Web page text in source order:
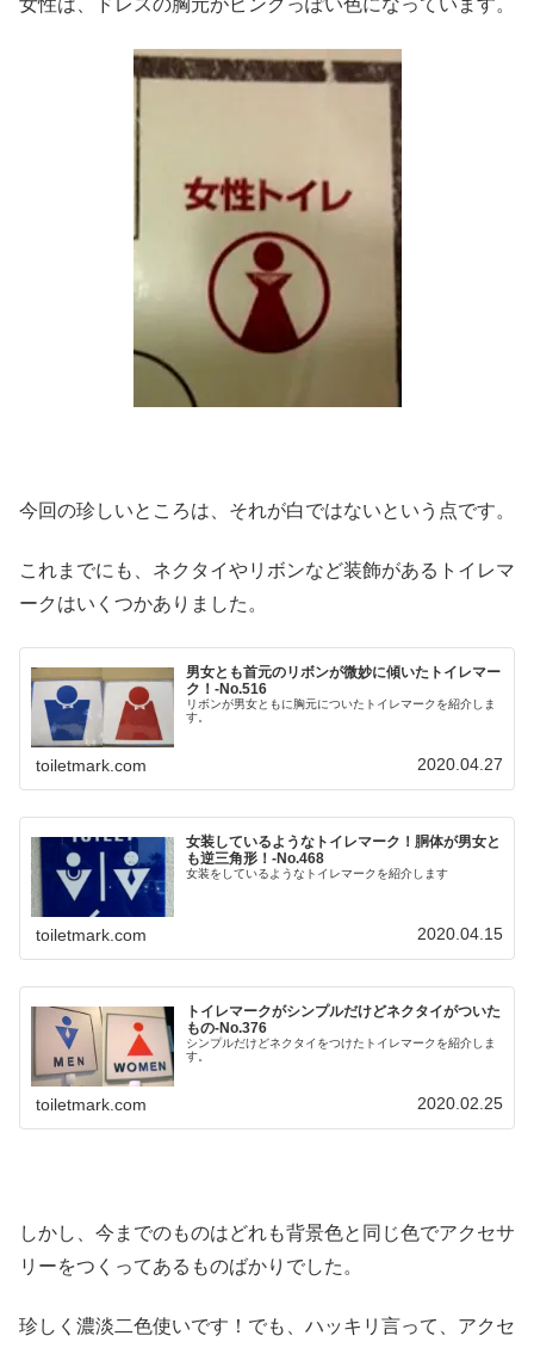
女性は、ドレスの胸元がピンクっぽい色になっています。
今回の珍しいところは、それが白ではないという点です。
これまでにも、ネクタイやリボンなど装飾があるトイレマ
ークはいくつかありました。
男女とも首元のリボンが微妙に傾いたトイレマー
ク！‐No.516
リボンが男女ともに胸元についたトイレマークを紹介しま
す。
toiletmark.com 2020.04.27
女装しているようなトイレマーク！胴体が男女と
も逆三角形！‐No.468
女装をしているようなトイレマークを紹介します
toiletmark.com 2020.04.15
トイレマークがシンプルだけどネクタイがついた
もの‐No.376
シンプルだけどネクタイをつけたトイレマークを紹介しま
す。
toiletmark.com 2020.02.25
しかし、今までのものはどれも背景色と同じ色でアクセサ
リーをつくってあるものばかりでした。
珍しく濃淡二色使いです！でも、ハッキリ言って、アクセ